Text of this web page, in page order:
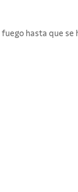
hasta que se